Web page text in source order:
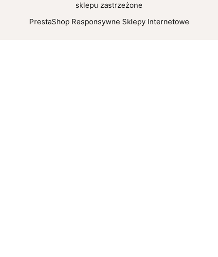
sklepu zastrzeżone
PrestaShop Responsywne Sklepy Internetowe